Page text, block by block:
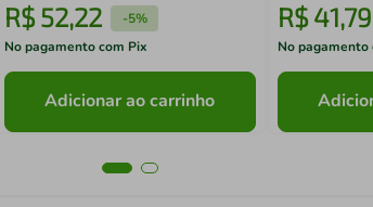
R$52,22 -5%
No pagamento com Pix
Adicionar ao carrinho
R$ 41,79
No pagamento